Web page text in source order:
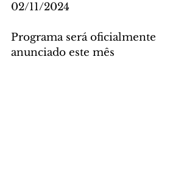
02/11/2024
Programa será oficialmente
anunciado este mês